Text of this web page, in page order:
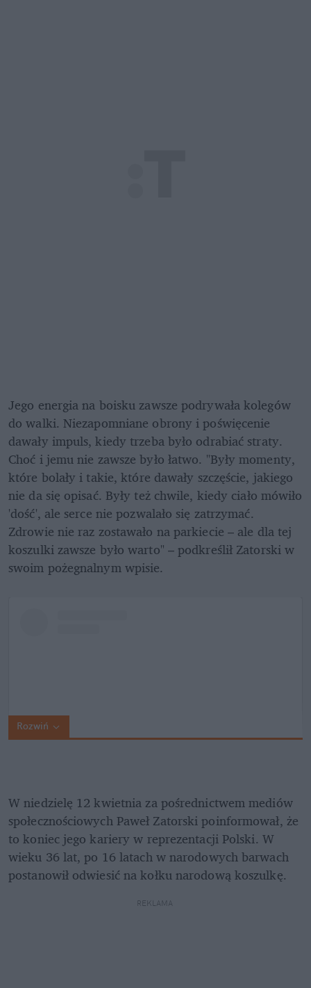
Jego energia na boisku zawsze podrywała kolegów
do walki. Niezapomniane obrony i poświęcenie
dawały impuls, kiedy trzeba było odrabiać straty.
Choć i jemu nie zawsze było łatwo. "Były momenty,
które bolały i takie, które dawały szczęście, jakiego
nie da się opisać. Były też chwile, kiedy ciało mówiło
'dość', ale serce nie pozwalało się zatrzymać.
Zdrowie nie raz zostawało na parkiecie – ale dla tej
koszulki zawsze było warto" – podkreślił Zatorski w
swoim pożegnalnym wpisie.
Rozwiń
W niedzielę 12 kwietnia za pośrednictwem mediów
społecznościowych Paweł Zatorski poinformował, że
to koniec jego kariery w reprezentacji Polski. W
wieku 36 lat, po 16 latach w narodowych barwach
postanowił odwiesić na kołku narodową koszulkę.
REKLAMA